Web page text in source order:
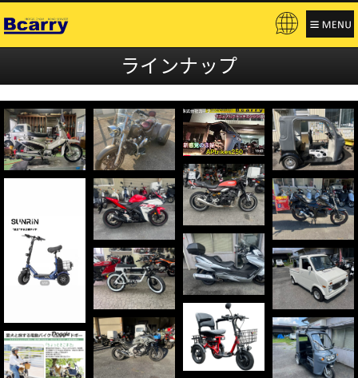
ラインナップ